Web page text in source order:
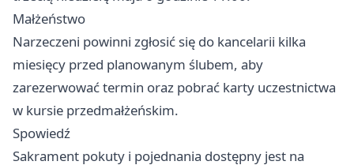
Małżeństwo
Narzeczeni powinni zgłosić się do kancelarii kilka
miesięcy przed planowanym ślubem, aby
zarezerwować termin oraz pobrać karty uczestnictwa
w kursie przedmałżeńskim.
Spowiedź
Sakrament pokuty i pojednania dostępny jest na